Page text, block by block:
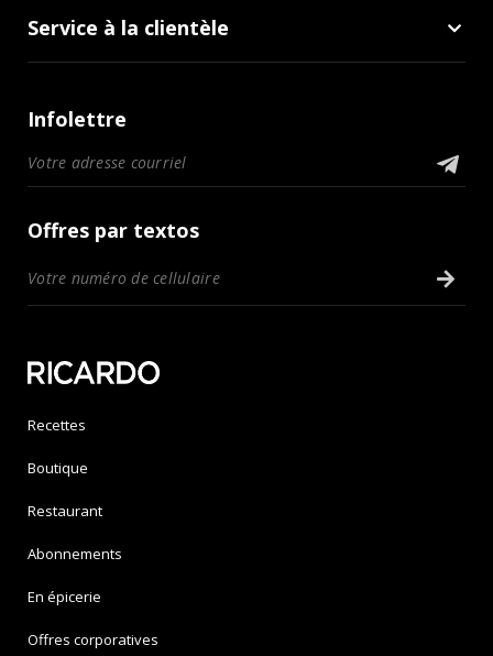
Service à la clientèle
Infolettre
Offres par textos
Recettes
Boutique
Restaurant
Abonnements
En épicerie
Offres corporatives